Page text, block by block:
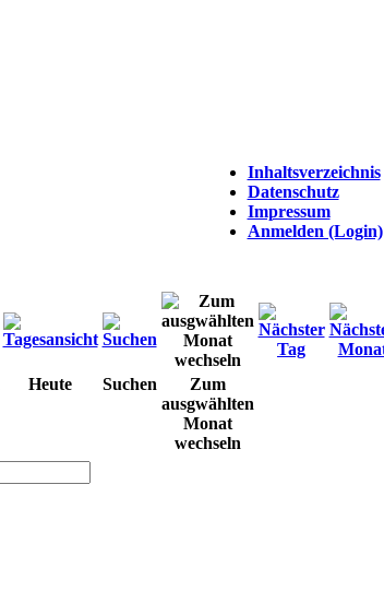
Inhaltsverzeichnis
Datenschutz
Impressum
Anmelden (Login)
Heute Suchen
Zum
ausgwählten
Monat
wechseln